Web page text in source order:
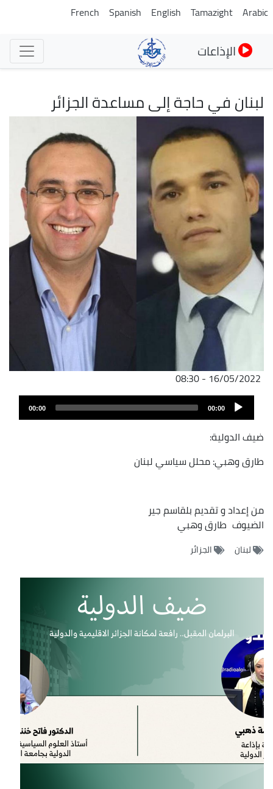
تجاوز
Arabic
Tamazight
English
Spanish
French
الإذاعات
لبنان في حاجة إلى مساعدة الجزائر
16/05/2022 - 08:30
Audio
Player
00:00
00:00
ضيف الدولية:
طارق وهبي: محلل سياسي لبنان
من إعداد و تقديم بلقاسم جير
الضيوف طارق وهبي
لبنان الجزائر